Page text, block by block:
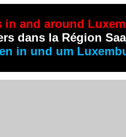
in and around
dans la Région
in und um